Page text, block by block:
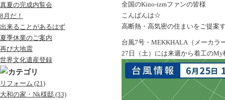
全国のKino-izmファンの皆様
こんばんは☆
高断熱・高気密の住まいをご提案
台風7号・MEKKHALA（メーカラ
27日（土）には来週から着工の
真夏の完成内覧会
8月だ！
出来ることがあるはず
夏季休業のご案内
再び大地震
世界文化遺産登録
リフォーム (21)
大和の家・Nk様邸 (33)